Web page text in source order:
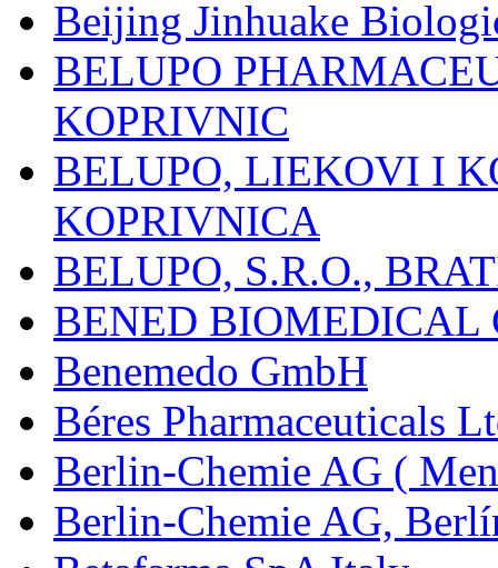
Beijing Jinhuake
BELUPO
KOPRIVNIC
BELUPO, LIEKOVI I
KOPRIVNICA
BELUPO, S.R.O.,
BENED BIOMEDICAL
Benemedo GmbH
Béres Pharmaceuticals
Berlin-Chemie AG (
Berlin-Chemie AG,